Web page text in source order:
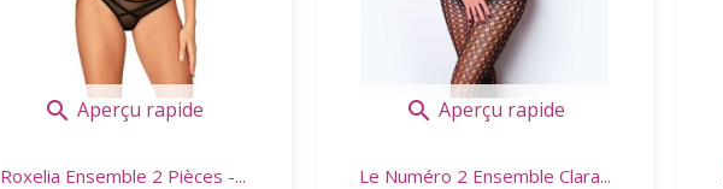
 Aperçu rapide
Roxelia Ensemble 2 Pièces -...
 Aperçu rapide
Le Numéro 2 Ensemble Clara...